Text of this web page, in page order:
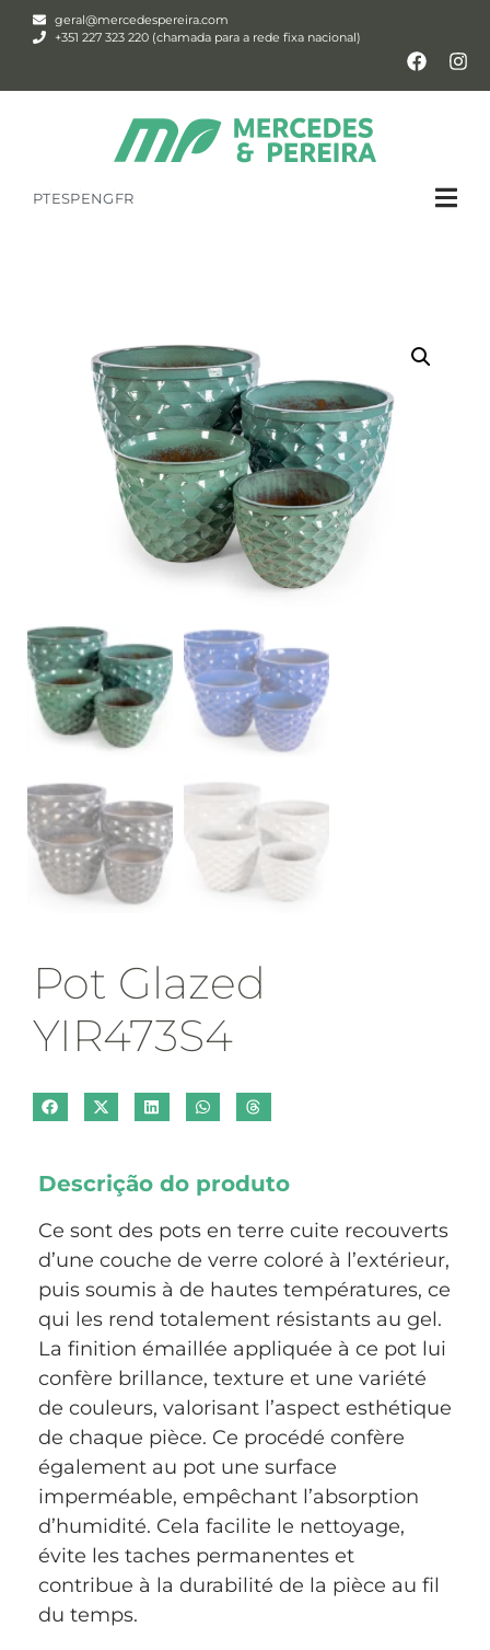
geral@mercedespereira.com
+351 227 323 220 (chamada para a rede fixa nacional)
PTESPENGFR
Pot Glazed
YIR473S4
Descrição do produto
Ce sont des pots en terre cuite recouverts
d’une couche de verre coloré à l’extérieur,
puis soumis à de hautes températures, ce
qui les rend totalement résistants au gel.
La finition émaillée appliquée à ce pot lui
confère brillance, texture et une variété
de couleurs, valorisant l’aspect esthétique
de chaque pièce. Ce procédé confère
également au pot une surface
imperméable, empêchant l’absorption
d’humidité. Cela facilite le nettoyage,
évite les taches permanentes et
contribue à la durabilité de la pièce au fil
du temps.